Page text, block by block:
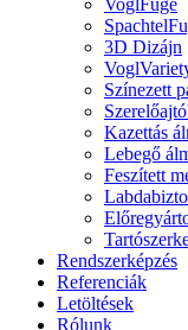
3D Dizájn
Színezett
Kazettás
Lebegő
Feszített
Rendszerképzés
Referenciák
Letöltések
Rólunk